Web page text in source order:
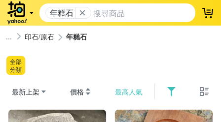
年糕石 登
印石/原石 年糕石
全部
分類
最新上架 價格 最高人氣